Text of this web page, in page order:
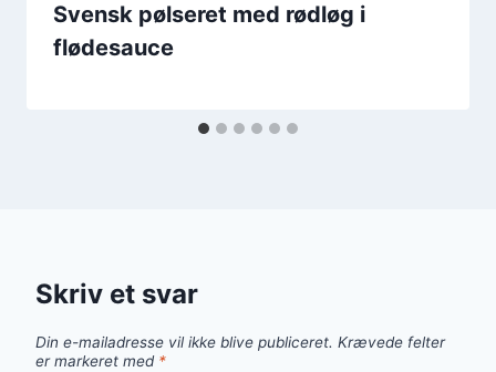
Svensk pølseret med rødløg i
flødesauce
Skriv et svar
Din e-mailadresse vil ikke blive publiceret. Krævede felter
er markeret med *